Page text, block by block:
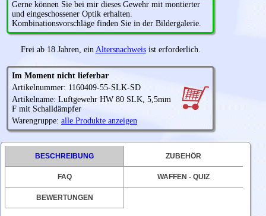
Gerne können Sie bei mir dieses Gewehr mit montierter
und eingeschossener Optik erhalten.
Kombinationsvorschläge finden Sie in der Bildergalerie.
Frei ab 18 Jahren, ein Altersnachweisist erforderlich.
Im Moment nicht lieferbar
Artikelnummer: 1160409-55-SLK-SD
Artikelname: Luftgewehr HW 80 SLK, 5,5mm
F mit Schalldämpfer
Warengruppe: alle Produkte anzeigen
BESCHREIBUNG ZUBEHÖR
FAQ WAFFEN - QUIZ
BEWERTUNGEN